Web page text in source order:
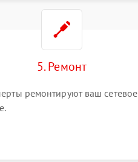
5. Ремонт
ремонтируют ваш сетевое